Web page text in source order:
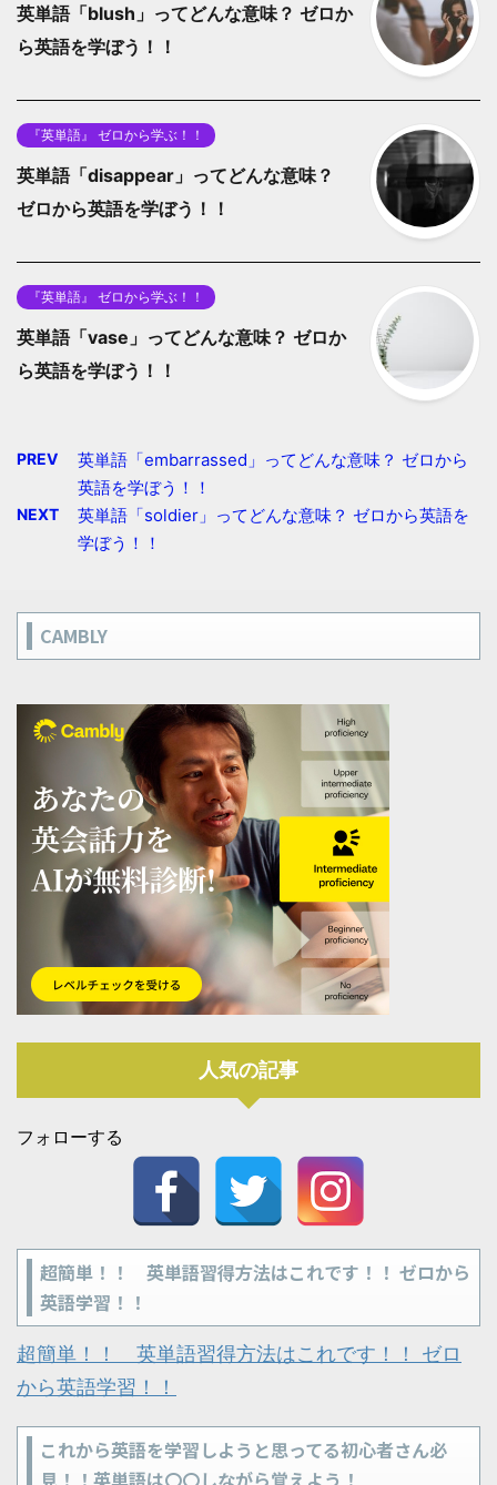
英単語「blush」ってどんな意味？ ゼロか
ら英語を学ぼう！！
『英単語』 ゼロから学ぶ！！
英単語「disappear」ってどんな意味？
ゼロから英語を学ぼう！！
『英単語』 ゼロから学ぶ！！
英単語「vase」ってどんな意味？ ゼロか
ら英語を学ぼう！！
PREV
英単語「embarrassed」ってどんな意味？ ゼロから
英語を学ぼう！！
NEXT
英単語「soldier」ってどんな意味？ ゼロから英語を
学ぼう！！
CAMBLY
人気の記事
フォローする
超簡単！！ 英単語習得方法はこれです！！ ゼロから
英語学習！！
超簡単！！ 英単語習得方法はこれです！！ ゼロ
から英語学習！！
これから英語を学習しようと思ってる初心者さん必
見！！英単語は〇〇しながら覚えよう！